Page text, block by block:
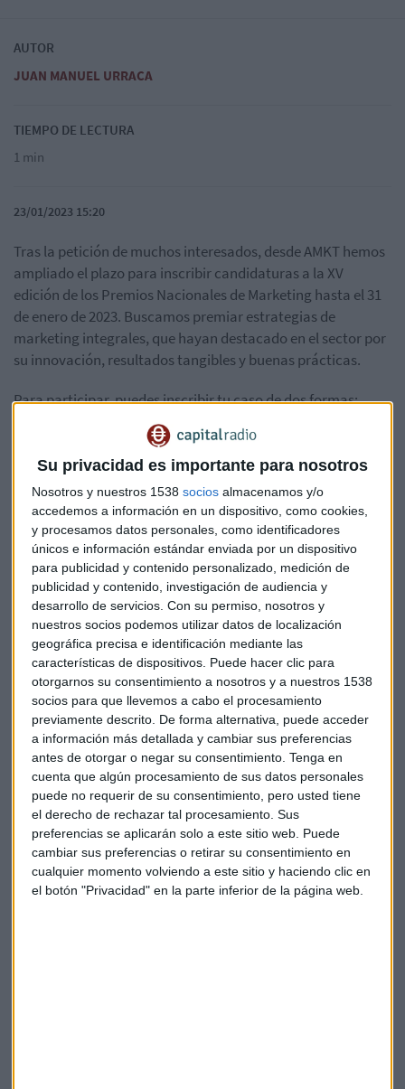
Su privacidad es importante para nosotros
Nosotros y nuestros 1538 socios almacenamos y/o
accedemos a información en un dispositivo, como cookies,
y procesamos datos personales, como identificadores
únicos e información estándar enviada por un dispositivo
para publicidad y contenido personalizado, medición de
publicidad y contenido, investigación de audiencia y
desarrollo de servicios. Con su permiso, nosotros y
nuestros socios podemos utilizar datos de localización
geográfica precisa e identificación mediante las
características de dispositivos. Puede hacer clic para
otorgarnos su consentimiento a nosotros y a nuestros 1538
socios para que llevemos a cabo el procesamiento
previamente descrito. De forma alternativa, puede acceder
a información más detallada y cambiar sus preferencias
antes de otorgar o negar su consentimiento. Tenga en
cuenta que algún procesamiento de sus datos personales
puede no requerir de su consentimiento, pero usted tiene
el derecho de rechazar tal procesamiento. Sus
preferencias se aplicarán solo a este sitio web. Puede
cambiar sus preferencias o retirar su consentimiento en
cualquier momento volviendo a este sitio y haciendo clic en
el botón "Privacidad" en la parte inferior de la página web.
AUTOR
JUAN MANUEL URRACA
TIEMPO DE LECTURA
1 min
23/01/2023 15:20
Tras la petición de muchos interesados, desde AMKT hemos
ampliado el plazo para inscribir candidaturas a la XV
edición de los Premios Nacionales de Marketing hasta el 31
de enero de 2023. Buscamos premiar estrategias de
marketing integrales, que hayan destacado en el sector por
su innovación, resultados tangibles y buenas prácticas.
Para participar, puedes inscribir tu caso de dos formas:
mediante una candidatura directa, si eres parte interesada
(marca o agencia), o con una candidatura indirecta (de
forma gratuita), si quieres proponer una estrategia de
terceros.
¿Te animas? Presenta tu candidatura antes del 31 de enero y
ayúdanos a reconocer las mejores estrategias de marketing
del país.
¡Esperamos con ganas tu caso!
Suscríbete a nuestros boletines
Te enviaremos las noticias más importantes del día